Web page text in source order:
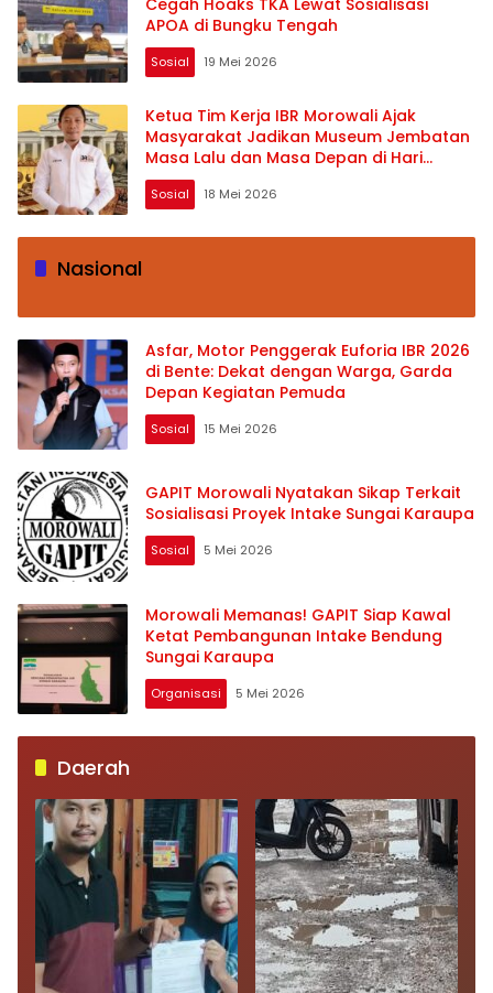
APOA di Bungku Tengah
Sosial 19 Mei 2026
Ketua Tim Kerja IBR Morowali Ajak
Masyarakat Jadikan Museum Jembatan
Masa Lalu dan Masa Depan di Hari
Museum Internasional 2026
Sosial 18 Mei 2026
Nasional
Asfar, Motor Penggerak Euforia IBR 2026
di Bente: Dekat dengan Warga, Garda
Depan Kegiatan Pemuda
Sosial 15 Mei 2026
GAPIT Morowali Nyatakan Sikap Terkait
Sosialisasi Proyek Intake Sungai Karaupa
Sosial 5 Mei 2026
Morowali Memanas! GAPIT Siap Kawal
Ketat Pembangunan Intake Bendung
Sungai Karaupa
Organisasi 5 Mei 2026
Daerah